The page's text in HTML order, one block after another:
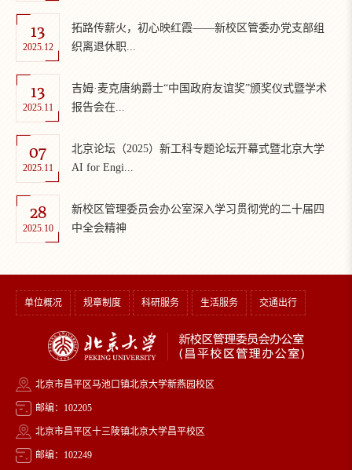
13
2025.12
拓路传薪火，初心映红霞——新校区管委办党支部组
织离退休职...
13
2025.11
吉姆·麦克唐纳爵士“中国政府友谊奖”颁奖仪式暨学术
报告会在...
07
2025.11
北京论坛（2025）新工科专题论坛开幕式暨北京大学
AI for Engi...
28
2025.10
新校区管理委员会办公室深入学习贯彻党的二十届四
中全会精神
单位概况 规章制度 科研服务 生活服务 交通出行
北京市昌平区马池口镇北京大学新燕园校区
邮编：102205
北京市昌平区十三陵镇北京大学昌平校区
邮编：102249